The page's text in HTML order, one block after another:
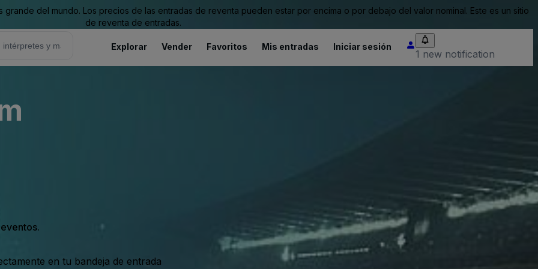
del mundo. Los precios de las entradas de reventa pueden estar por encima o por debajo del valor nominal. Este es un sitio
de reventa de entradas.
Explorar Vender Favoritos Mis entradas Iniciar sesión
1 new notification
en tu bandeja de entrada